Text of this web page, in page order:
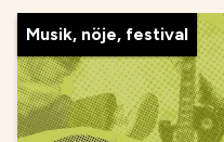
Musik, nöje, festival